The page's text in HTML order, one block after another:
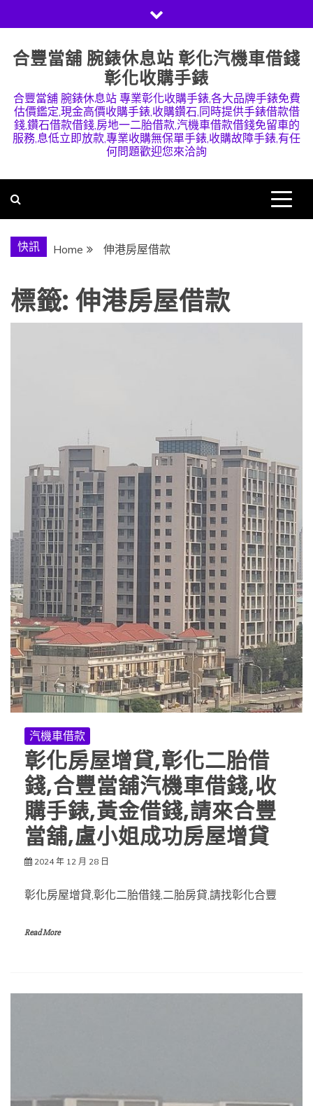
to
content
合豐當舖 腕錶休息站 彰化汽機車借錢
彰化收購手錶
合豐當舖 腕錶休息站 專業彰化收購手錶,各大品牌手錶免費
估價鑑定,現金高價收購手錶,收購鑽石,同時提供手錶借款借
錢,鑽石借款借錢,房地一二胎借款,汽機車借款借錢免留車的
服務,息低立即放款,專業收購無保單手錶,收購故障手錶,有任
何問題歡迎您來洽詢
快訊 Home 伸港房屋借款
標籤: 伸港房屋借款
汽機車借款
彰化房屋增貸,彰化二胎借
錢,合豐當舖汽機車借錢,收
購手錶,黃金借錢,請來合豐
當舖,盧小姐成功房屋增貸
2024 年 12 月 28 日
彰化房屋增貸,彰化二胎借錢,二胎房貸,請找彰化合豐
Read More